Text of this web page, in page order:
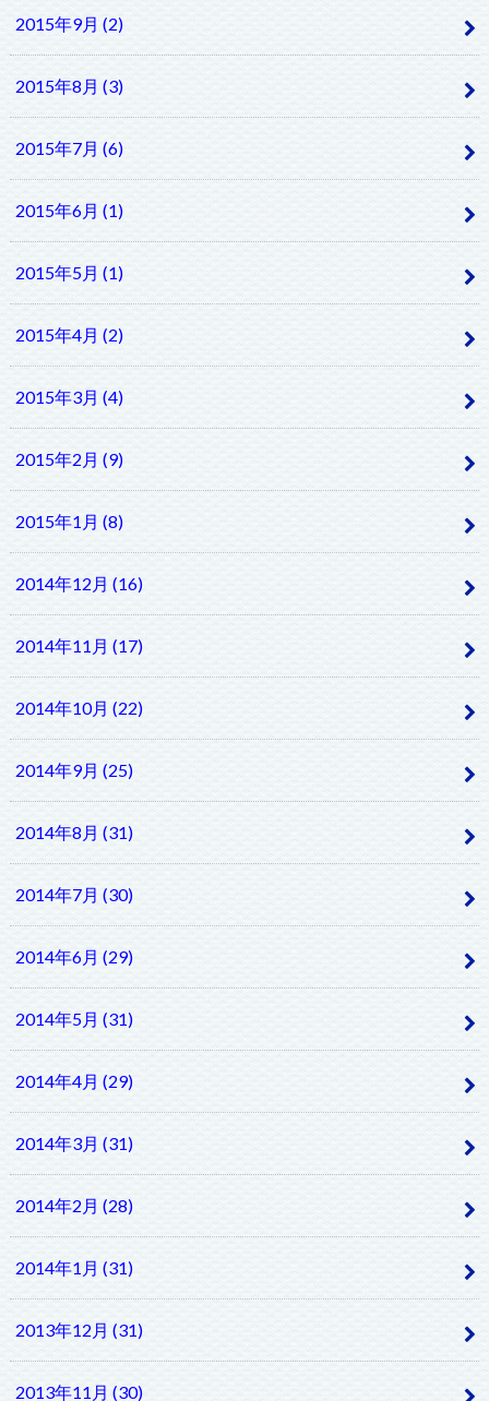
2015年9月 (2)
2015年8月 (3)
2015年7月 (6)
2015年6月 (1)
2015年5月 (1)
2015年4月 (2)
2015年3月 (4)
2015年2月 (9)
2015年1月 (8)
2014年12月 (16)
2014年11月 (17)
2014年10月 (22)
2014年9月 (25)
2014年8月 (31)
2014年7月 (30)
2014年6月 (29)
2014年5月 (31)
2014年4月 (29)
2014年3月 (31)
2014年2月 (28)
2014年1月 (31)
2013年12月 (31)
2013年11月 (30)